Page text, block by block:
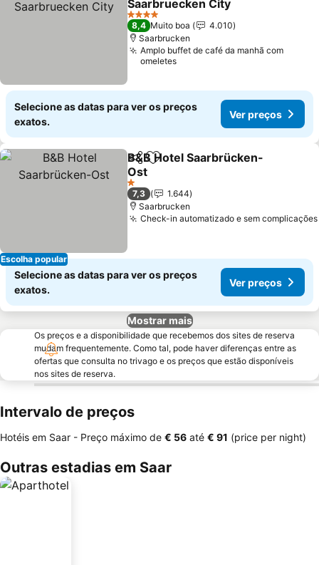
Saarbruecken City
4 Estrelas
8,4 Muito boa
4.010
Saarbrucken
Amplo buffet de café da manhã com
omeletes
Selecione as datas para ver os preços
exatos.
Ver preços
Escolha popular
PartilharAdicionar aos favoritos
B&B Hotel Saarbrücken-
Ost
1 Estrelas
7,3
1.644
Saarbrucken
Check-in automatizado e sem complicações
Selecione as datas para ver os preços
exatos.
Ver preços
Mostrar mais
Os preços e a disponibilidade que recebemos dos sites de reserva
mudam frequentemente. Como tal, pode haver diferenças entre as
ofertas que consulta no trivago e os preços que estão disponíveis
nos sites de reserva.
Intervalo de preços
Hotéis em Saar - Preço máximo de ‎€ 56 até ‎€ 91 (price per night)
Outras estadias em Saar